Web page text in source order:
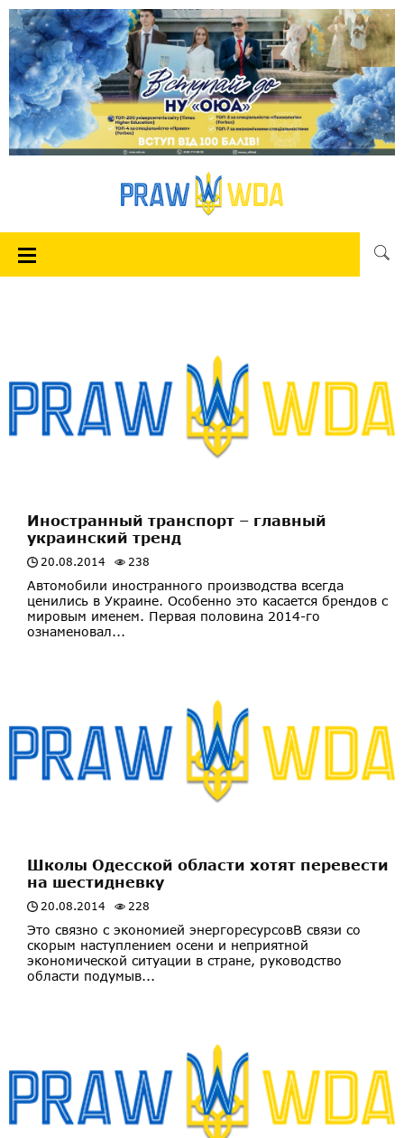
Иностранный транспорт – главный
украинский тренд
20.08.2014 238
Автомобили иностранного производства всегда
ценились в Украине. Особенно это касается брендов с
мировым именем. Первая половина 2014-го
ознаменовал...
Школы Одесской области хотят перевести
на шестидневку
20.08.2014 228
Это связно с экономией энергоресурсовВ связи со
скорым наступлением осени и неприятной
экономической ситуации в стране, руководство
области подумыв...